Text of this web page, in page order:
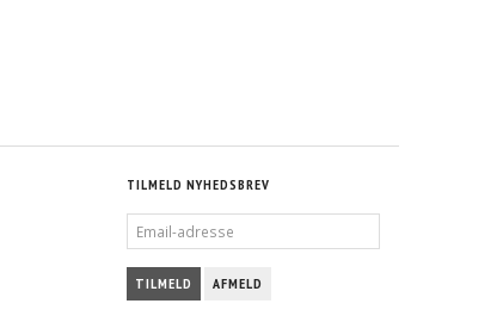
TILMELD NYHEDSBREV
ADRESSE
TILMELD AFMELD